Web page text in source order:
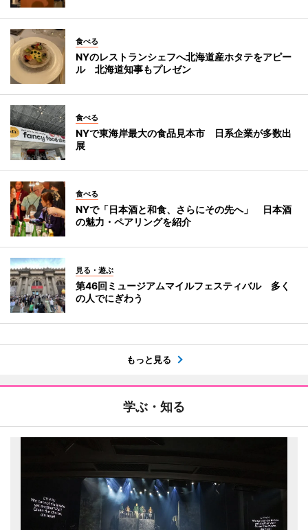
食べる
NYのレストランシェフへ北海道産ホタテをアピー
ル 北海道知事もプレゼン
食べる
NYで東海岸最大の食品見本市 日系企業が多数出
展
食べる
NYで「日本酒と和食、さらにその先へ」 日本酒
の魅力・ペアリングを紹介
見る・遊ぶ
第46回ミュージアムマイルフェスティバル 多く
の人でにぎわう
もっと見る
学ぶ・知る